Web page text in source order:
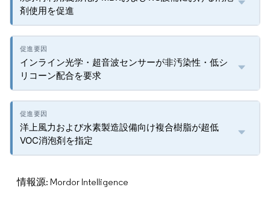
剤使用を促進
インライン光学・超音波センサーが非汚染性・低シ
リコーン配合を要求
洋上風力および水素製造設備向け複合樹脂が超低
VOC消泡剤を指定
情報源: Mordor Intelligence